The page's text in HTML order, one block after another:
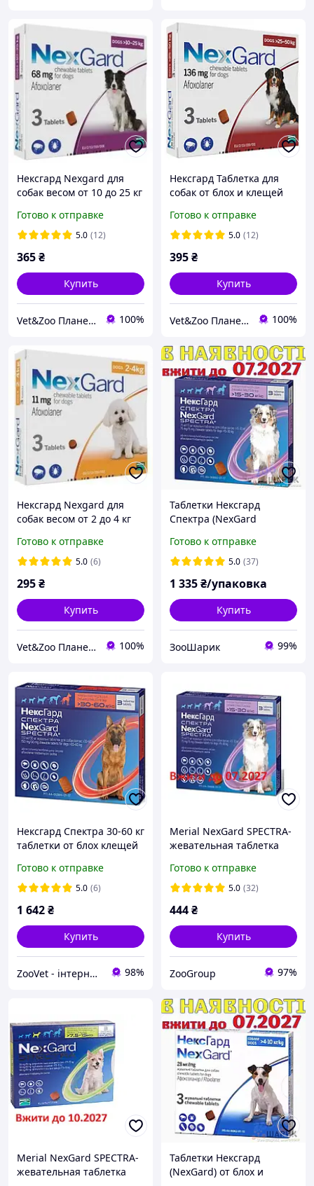
Нексгард Nexgard для
собак весом от 10 до 25 кг
клещей, 1 табл
Готово к отправке
5.0 (12)
365₴
Купить
Vet&Zoo Планета 100%
Нексгард Таблетка для
собак от блох и клещей
таблетка
Готово к отправке
5.0 (12)
395₴
Купить
Vet&Zoo Планета 100%
Нексгард Nexgard для
собак весом от 2 до 4 кг
клещей, 1 табл
Готово к отправке
5.0 (6)
295₴
Купить
Vet&Zoo Планета 100%
Таблетки Нексгард
Спектра (NexGard
и глистов для собак, 15-30
кг (1 упаковка)
Готово к отправке
5.0 (37)
1 335₴/упаковка
Купить
ЗооШарик 99%
Нексгард Спектра 30-60 кг
таблетки от блох клещей
№3 табл. Merial
Готово к отправке
5.0 (6)
1 642₴
Купить
ZooVet - інтернет зоомагазин самих низьких цін - Zoovetbaza.com.ua 98%
Merial NexGard SPECTRA-
жевательная таблетка
таблетка
Готово к отправке
5.0 (32)
444₴
Купить
ZooGroup 97%
Merial NexGard SPECTRA-
жевательная таблетка
Таблетки Нексгард
(NexGard) от блох и